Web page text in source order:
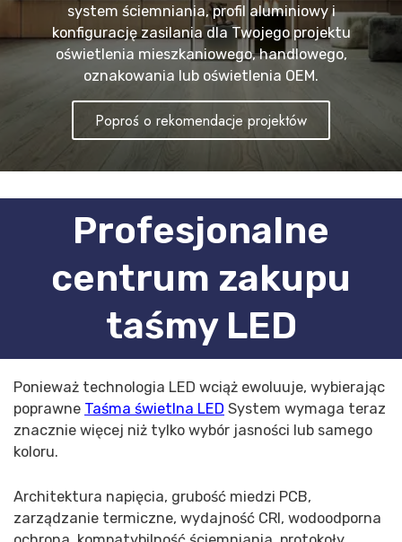
system ściemniania, profil aluminiowy i
konfigurację zasilania dla Twojego projektu
oświetlenia mieszkaniowego, handlowego,
oznakowania lub oświetlenia OEM.
Poproś o rekomendacje projektów
Profesjonalne
centrum zakupu
taśmy LED
Ponieważ technologia LED wciąż ewoluuje, wybierając
poprawne Taśma świetlna LED System wymaga teraz
znacznie więcej niż tylko wybór jasności lub samego
koloru.
Architektura napięcia, grubość miedzi PCB,
zarządzanie termiczne, wydajność CRI, wodoodporna